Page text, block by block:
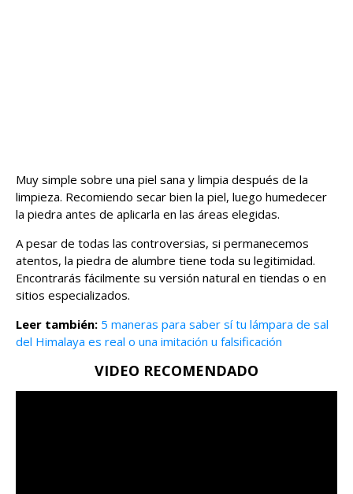
Muy simple sobre una piel sana y limpia después de la
limpieza. Recomiendo secar bien la piel, luego humedecer
la piedra antes de aplicarla en las áreas elegidas.
A pesar de todas las controversias, si permanecemos
atentos, la piedra de alumbre tiene toda su legitimidad.
Encontrarás fácilmente su versión natural en tiendas o en
sitios especializados.
Leer también: 5 maneras para saber sí tu lámpara de sal
del Himalaya es real o una imitación u falsificación
VIDEO RECOMENDADO